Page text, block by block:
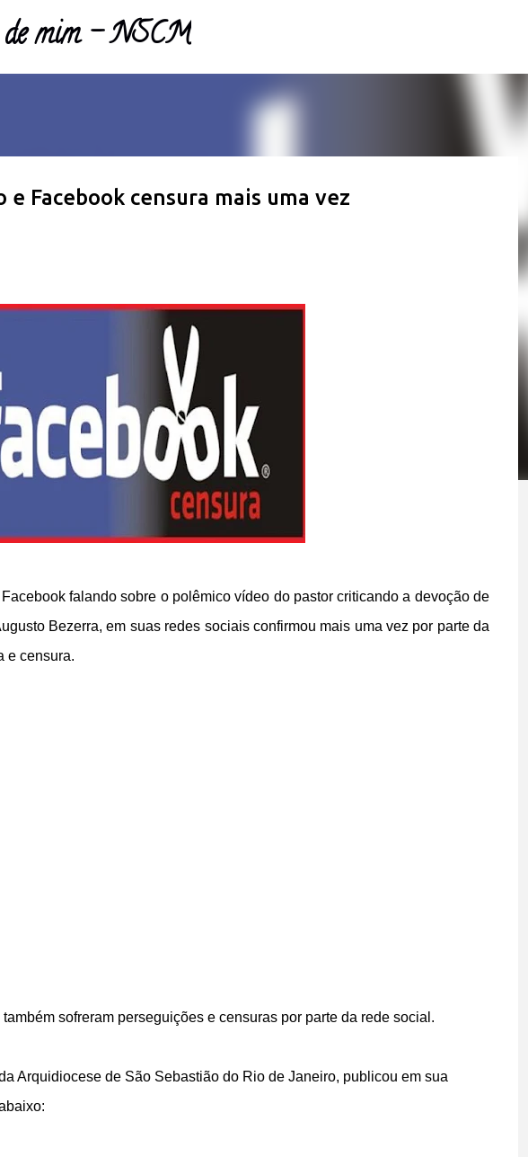
de mim - NSCM
Facebook censura mais uma vez
falando sobre o polêmico vídeo do pastor criticando a devoção de
Bezerra, em suas redes sociais confirmou mais uma vez por parte da
e censura.
sofreram perseguições e censuras por parte da rede social.
Arquidiocese de São Sebastião do Rio de Janeiro, publicou em sua